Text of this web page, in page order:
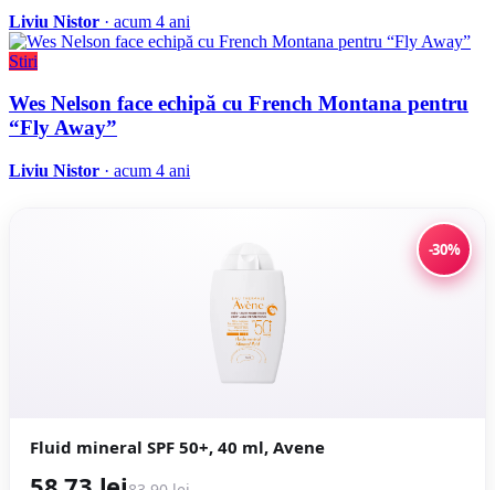
Liviu Nistor · acum 4 ani
Stiri
Wes Nelson face echipă cu French Montana pentru
“Fly Away”
Liviu Nistor · acum 4 ani
-30%
Fluid mineral SPF 50+, 40 ml, Avene